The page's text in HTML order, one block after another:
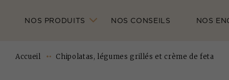
NOS PRODUITS NOS CONSEILS NOS
Accueil Chipolatas, légumes grillés et crème de feta